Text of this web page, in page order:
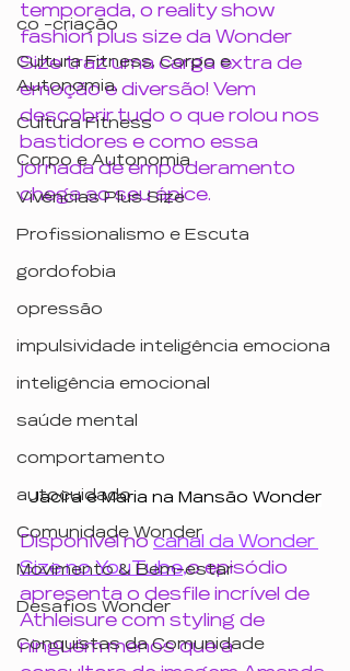
co -criação
Cultura Fitness, Corpo e
Autonomia,
Cultura Fitness
Corpo e Autonomia
Vivências Plus Size
Profissionalismo e Escuta
gordofobia
opressão
impulsividade inteligência emociona
inteligência emocional
saúde mental
comportamento
autocuidado
Comunidade Wonder
Movimento & Bem-estar
Desafios Wonder
Conquistas da Comunidade
temporada, o reality show
fashion plus size da Wonder
Size traz uma carga extra de
emoção e diversão! Vem
descobrir tudo o que rolou nos
bastidores e como essa
jornada de empoderamento
chega ao seu ápice.
Jacira e Maria na Mansão Wonder
Disponível no canal da Wonder
Size no YouTube,o episódio
apresenta o desfile incrível de
Athleisure com styling de
ninguém menos que a